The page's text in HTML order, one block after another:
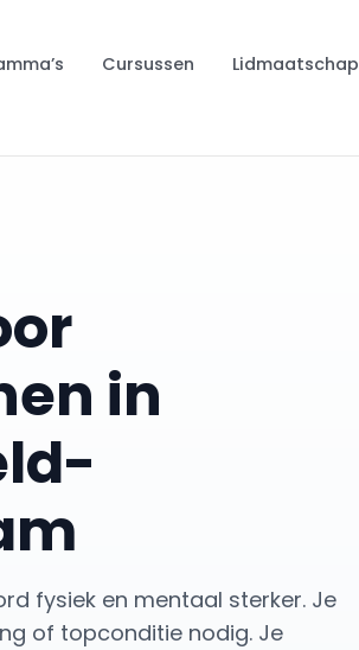
Cursussen Lidmaatschap
in
fysiek en mentaal sterker. Je
of topconditie nodig. Je